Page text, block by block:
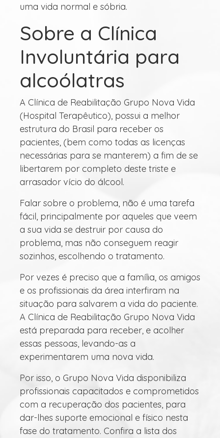
uma vida normal e sóbria.
Sobre a Clínica
Involuntária para
alcoólatras
A Clínica de Reabilitação Grupo Nova Vida
(Hospital Terapêutico), possui a melhor
estrutura do Brasil para receber os
pacientes, (bem como todas as licenças
necessárias para se manterem) a fim de se
libertarem por completo deste triste e
arrasador vício do álcool.
Falar sobre o problema, não é uma tarefa
fácil, principalmente por aqueles que veem
a sua vida se destruir por causa do
problema, mas não conseguem reagir
sozinhos, escolhendo o tratamento.
Por vezes é preciso que a família, os amigos
e os profissionais da área interfiram na
situação para salvarem a vida do paciente.
A Clínica de Reabilitação Grupo Nova Vida
está preparada para receber, e acolher
essas pessoas, levando-as a
experimentarem uma nova vida.
Por isso, o Grupo Nova Vida disponibiliza
profissionais capacitados e comprometidos
com a recuperação dos pacientes, para
dar-lhes suporte emocional e físico nesta
fase do tratamento. Confira a lista dos